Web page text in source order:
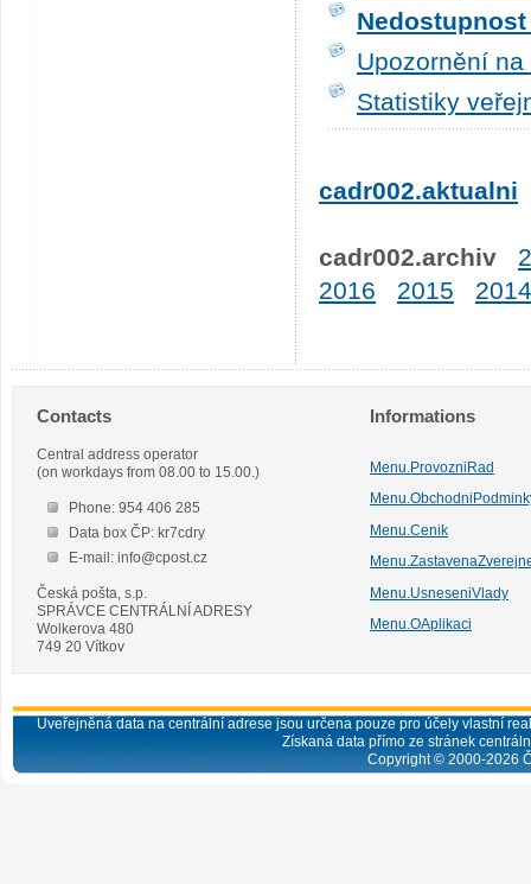
Upozornění
Statistiky
cadr002.aktualni
cadr002.archiv
2016
2015 2014
Contacts
Central address operator
(on workdays from 08.00 to 15.00.)
Phone: 954 406 285
Data box ČP: kr7cdry
E-mail: info@cpost.cz
Česká pošta, s.p.
SPRÁVCE CENTRÁLNÍ ADRESY
Wolkerova 480
749 20 Vítkov
Informations
Menu.ProvozniRad
Menu.Cenik
Menu.UsneseniVlady
Menu.OAplikaci
Uveřejněná data na centrální adrese jsou určena pouze pro účely vlastní
Získaná data přímo ze stránek
Copyright © 2000-2026